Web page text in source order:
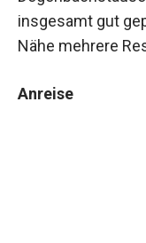
insgesamt gut
Nähe mehrere
Anreise